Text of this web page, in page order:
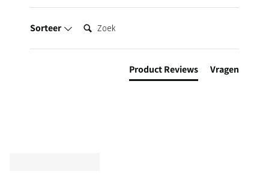
Sorteer Zoek:
Product Reviews Vragen